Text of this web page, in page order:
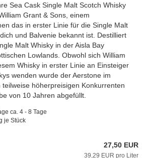
Sea Cask Single Malt Scotch Whisky
Grant & Sons, einem
das in erster Linie für die Single Malt
und Balvenie bekannt ist. Destilliert
Malt Whisky in der Aisla Bay
Lowlands. Obwohl sich William
Whisky in erster Linie an Einsteiger
wenden wurde der Aerstone im
höherpreisigen Konkurrenten
von 10 Jahren abgefüllt.
ca. 4 - 8 Tage
je Stück
27,50 EUR
39,29 EUR pro Liter